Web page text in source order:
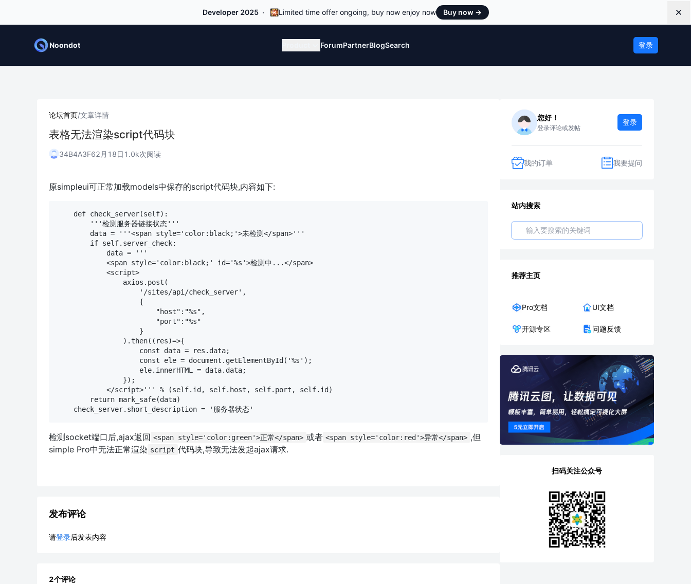
Developer 2025 🎇Limited time offer ongoing, buy now enjoy now Buy now →
Noondot ForumPartnerBlogSearch 登录
论坛首页/文章详情
表格无法渲染script代码块
34B4A3F62月18日 1.0k次阅读
原simpleui可正常加载models中保存的script代码块,内容如下:
    def check_server(self):
        '''检测服务器链接状态'''
        data = '''<span style='color:black;'>未检测</span>'''
        if self.server_check:
            data = '''
            <span style='color:black;' id='%s'>检测中...</span>
            <script>
                axios.post(
                    '/sites/api/check_server',
                    {
                        "host":"%s",
                        "port":"%s"
                    }
                ).then((res)=>{
                    const data = res.data;
                    const ele = document.getElementById('%s');
                    ele.innerHTML = data.data;
                });
            </script>''' % (self.id, self.host, self.port, self.id)
        return mark_safe(data)
检测socket端口后,ajax返回 <span style='color:green'>正常</span> 或者 <span style='color:red'>异常</span> ,但
simple Pro中无法正常渲染 script 代码块,导致无法发起ajax请求.
发布评论
请登录后发表内容
2个评论
您好！
登录评论或发帖
登录
我的订单 我要提问
站内搜索
推荐主页
Pro文档 UI文档
开源专区 问题反馈
扫码关注公众号